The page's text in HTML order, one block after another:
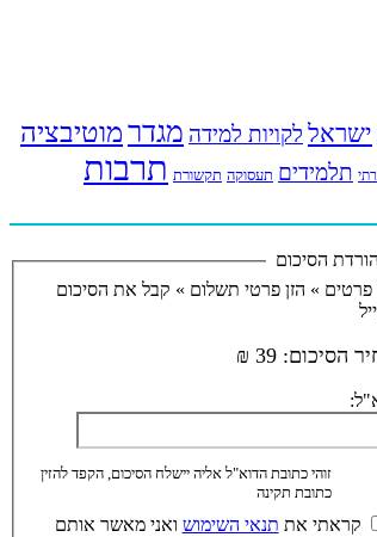
ישראל לקויות למידה מגדרמוטיבציה
תלמידים תעסוקה תקשורת תרבות
הסיכום
פרטים » הזן פרטי תשלום » קבל את הסיכום
הסיכום:39 ₪
זוהי כתובת הדוא"ל אליה יישלח הסיכום, הקפד להזין
כתובת תקינה
תנאי השימוש ואני מאשר אותם